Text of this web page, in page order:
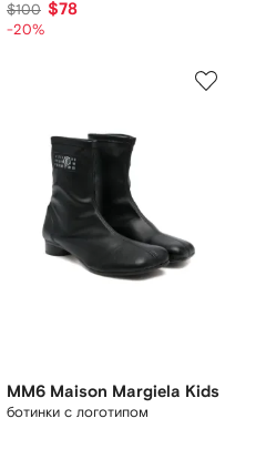
$100 $78
-20%
MM6 Maison Margiela Kids
ботинки с логотипом